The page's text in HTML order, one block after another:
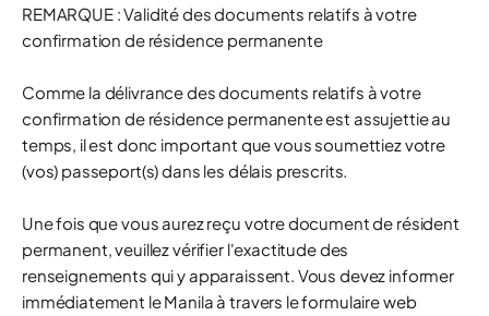
REMARQUE : Validité des documents relatifs à votre
confirmation de résidence permanente
Comme la délivrance des documents relatifs à votre
confirmation de résidence permanente est assujettie au
temps, il est donc important que vous soumettiez votre
(vos) passeport(s) dans les délais prescrits.
Une fois que vous aurez reçu votre document de résident
permanent, veuillez vérifier l'exactitude des
renseignements qui y apparaissent. Vous devez informer
immédiatement le Manila à travers le formulaire web